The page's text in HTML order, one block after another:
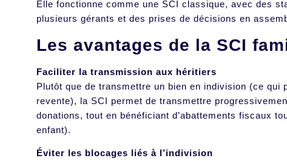
Elle fonctionne comme une SCI classique, avec des
plusieurs gérants et des prises de décisions en
Les avantages de la SCI
Faciliter la transmission aux héritiers
Plutôt que de transmettre un bien en indivision (ce qui
revente), la SCI permet de transmettre
donations, tout en bénéficiant d’abattements fiscaux
enfant).
Éviter les blocages liés à l’indivision